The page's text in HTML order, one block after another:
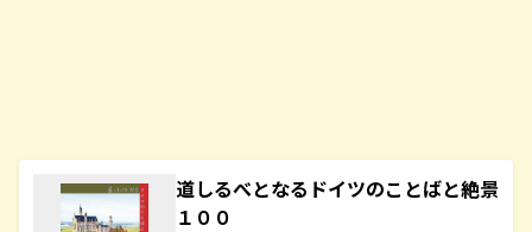
道しるべとなるドイツのことばと絶景
１００